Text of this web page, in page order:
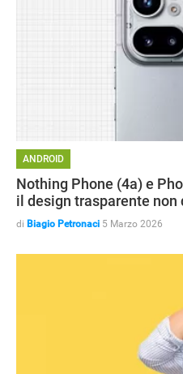
ANDROID
Nothing Phone (4a) e
il design trasparente non
di Biagio Petronaci 5 Marzo 2026